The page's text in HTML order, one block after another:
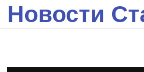
Новости